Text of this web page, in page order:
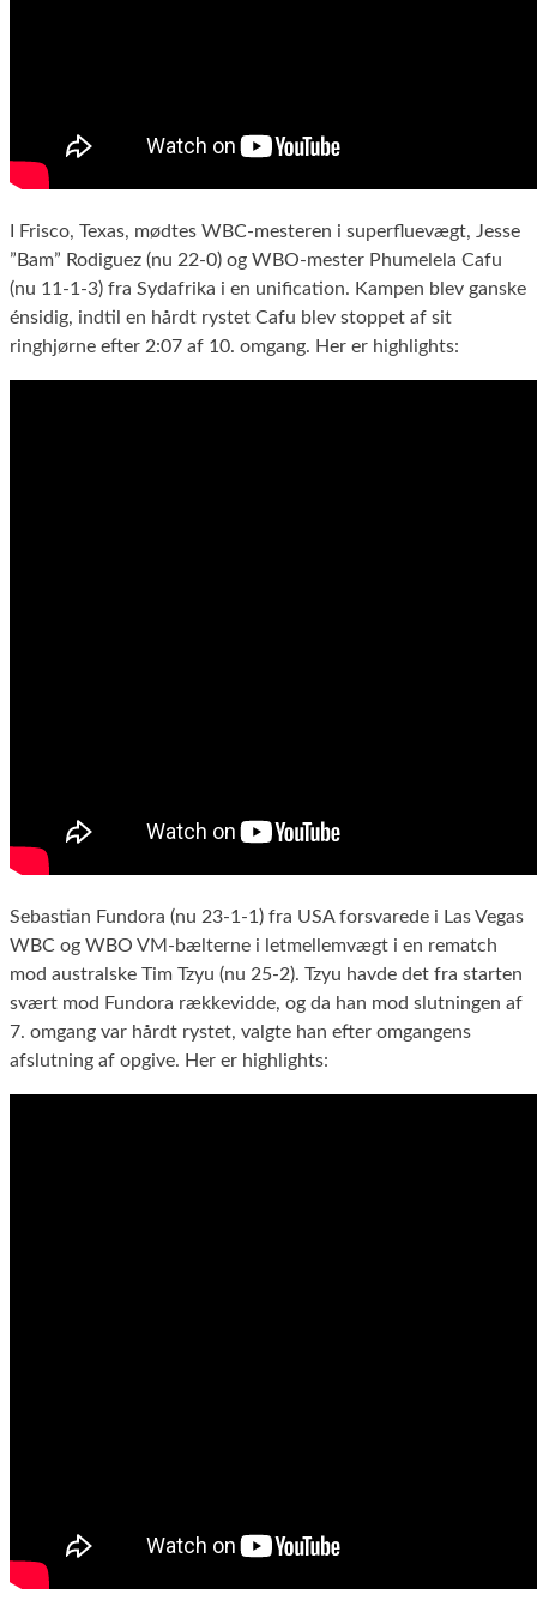
I Frisco, Texas, mødtes WBC-mesteren i superfluevægt, Jesse
”Bam” Rodiguez (nu 22-0) og WBO-mester Phumelela Cafu
(nu 11-1-3) fra Sydafrika i en unification. Kampen blev ganske
énsidig, indtil en hårdt rystet Cafu blev stoppet af sit
ringhjørne efter 2:07 af 10. omgang. Her er highlights:
Sebastian Fundora (nu 23-1-1) fra USA forsvarede i Las Vegas
WBC og WBO VM-bælterne i letmellemvægt i en rematch
mod australske Tim Tzyu (nu 25-2). Tzyu havde det fra starten
svært mod Fundora rækkevidde, og da han mod slutningen af
7. omgang var hårdt rystet, valgte han efter omgangens
afslutning af opgive. Her er highlights: